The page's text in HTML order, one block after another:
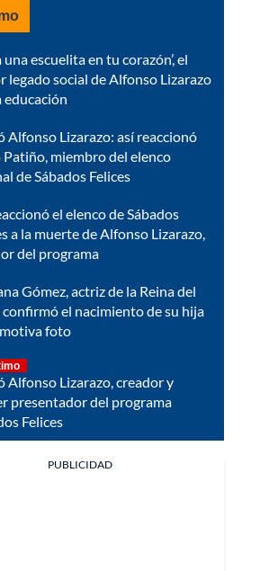
una escuelita en tu corazón’, el
legado social de Alfonso Lizarazo
educación
Alfonso Lizarazo: así reaccionó
Patiño, miembro del elenco
de Sábados Felices
el elenco de Sábados
a la muerte de Alfonso Lizarazo,
del programa
Gómez, actriz de la Reina del
confirmó el nacimiento de su hija
foto
Alfonso Lizarazo, creador y
presentador del programa
Felices
PUBLICIDAD